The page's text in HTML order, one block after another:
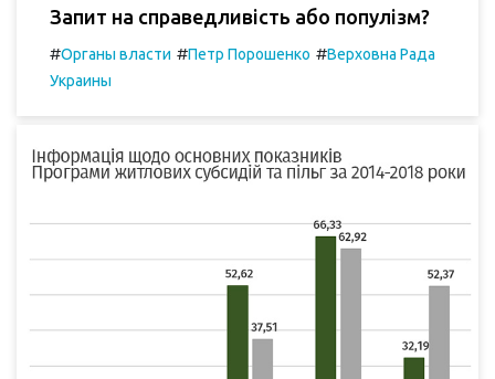
Запит на справедливість або популізм?
#Органы власти #Петр Порошенко #Верховна Рада
Украины